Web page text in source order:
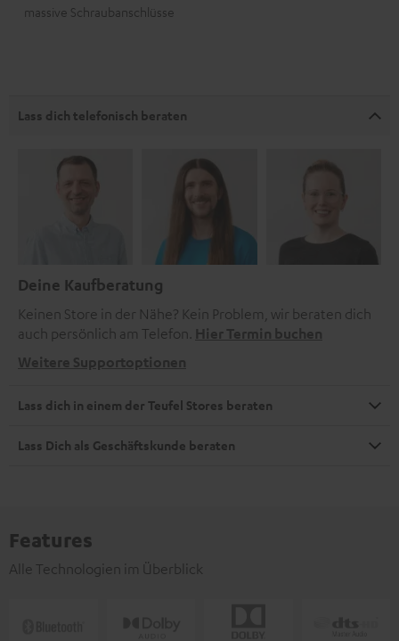
massive Schraubanschlüsse
Lass dich telefonisch beraten
Deine Kaufberatung
Keinen Store in der Nähe? Kein Problem, wir beraten dich
auch persönlich am Telefon. Hier Termin buchen
Weitere Supportoptionen
Lass dich in einem der Teufel Stores beraten
Lass Dich als Geschäftskunde beraten
Features
Alle Technologien im Überblick